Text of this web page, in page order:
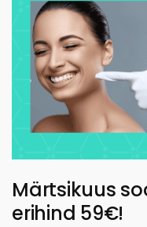
Märtsikuus
erihind 59€!